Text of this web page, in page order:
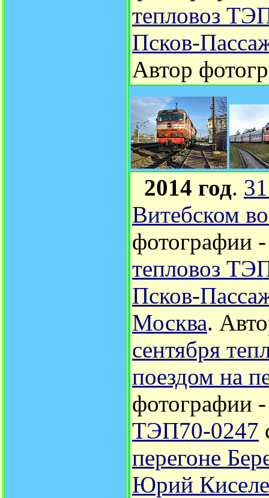
тепловоз
Псков-
Автор
2014 год.
Витебском
фотографии
тепловоз
Псков-
Москва.
сентября
поездом на
фотографии
ТЭП70-0247
перегоне
Юрий